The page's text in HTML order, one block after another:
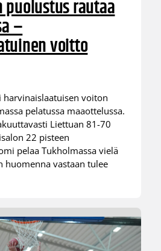
puolustus rautaa
–
voitto
harvinaislaatuisen voiton
pelatussa maaottelussa.
Liettuan 81-70
22 pisteen
pelaa Tukholmassa vielä
huomenna vastaan tulee